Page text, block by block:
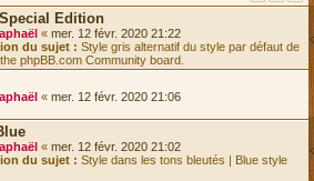
Edition
« mer. 12 févr. 2020 21:22
du sujet : Style gris alternatif du style par défaut de
phpBB.com Community board.
« mer. 12 févr. 2020 21:06
« mer. 12 févr. 2020 21:02
du sujet : Style dans les tons bleutés | Blue style